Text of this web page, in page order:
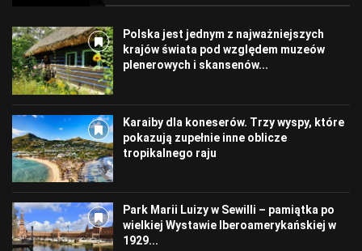
Polska jest jednym z najważniejszych
krajów świata pod względem muzeów
plenerowych i skansenów...
Karaiby dla koneserów. Trzy wyspy, które
pokazują zupełnie inne oblicze
tropikalnego raju
Park Marii Luizy w Sewilli – pamiątka po
wielkiej Wystawie Iberoamerykańskiej w
1929...